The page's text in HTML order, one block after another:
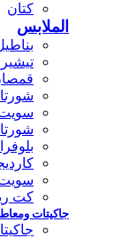
كتان
الملابس
كت
جاكيتات